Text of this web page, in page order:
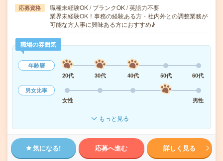
応募資格
職種未経験OK / ブランクOK / 英語力不要
業界未経験OK！事務の経験ある方・社内外との調整業務が
可能な方人事に興味ある方におすすめ♪
職場の雰囲気
年齢層
20代
30代 40代 50代
60代
男女比率
女性
男性
もっと見る
気になる! 応募へ進む 詳しく見る